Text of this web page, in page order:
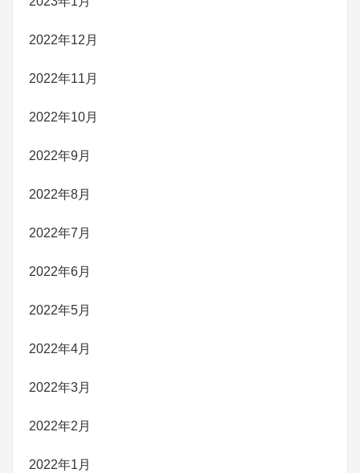
2022年12月
2022年11月
2022年10月
2022年9月
2022年8月
2022年7月
2022年6月
2022年5月
2022年4月
2022年3月
2022年2月
2022年1月